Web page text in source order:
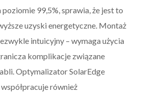
99,5%, sprawia, że jest to
uzyski energetyczne. Montaż
intuicyjny – wymaga użycia
komplikacje związane
Optymalizator SolarEdge
również